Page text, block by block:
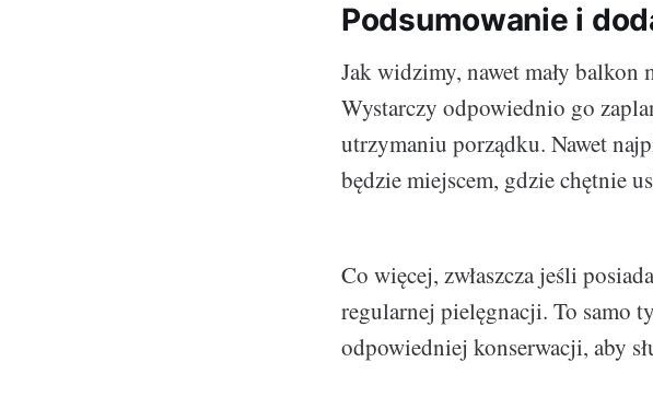
Podsumowanie i
Jak widzimy, nawet mały balkon
Wystarczy odpowiednio go
utrzymaniu porządku. Nawet
będzie miejscem, gdzie chętnie
Co więcej, zwłaszcza jeśli
regularnej pielęgnacji. To samo
odpowiedniej konserwacji, aby